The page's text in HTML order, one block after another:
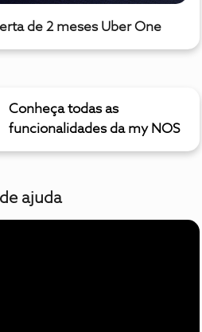
de 2 meses Uber One
Conheça todas as
funcionalidades da my NOS
ajuda